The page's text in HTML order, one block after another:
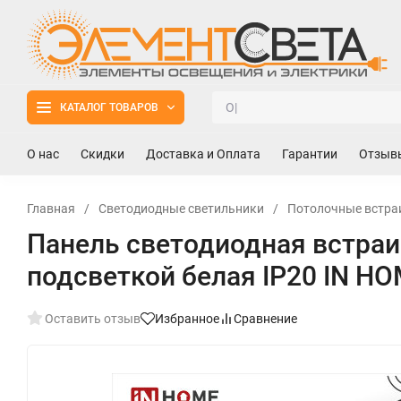
КАТАЛОГ ТОВАРОВ
О нас Скидки Доставка и Оплата Гарантии
Главная / Светодиодные светильники / Потолочные
Панель светодиодная
подсветкой белая IP20 IN
Оставить отзыв Избранное Сравнение